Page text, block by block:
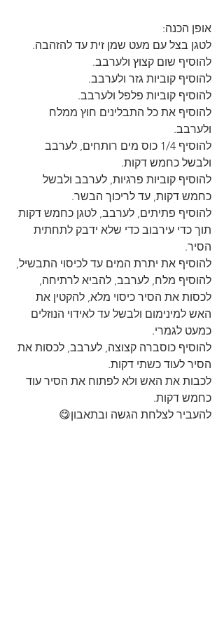
אופן הכנה:
לטגן בצל עם מעט שמן זית עד להזהבה.
להוסיף שום קצוץ ולערבב.
להוסיף קוביות גזר ולערבב.
להוסיף קוביות פלפל ולערבב.
להוסיף את כל התבלינים חוץ ממלח
ולערבב.
להוסיף 1/4 כוס מים רותחים, לערבב
ולבשל כחמש דקות.
להוסיף קוביות פרגיות, לערבב ולבשל
כחמש דקות, עד לריכוך הבשר.
להוסיף פתיתים, לערבב, לטגן כחמש דקות
תוך כדי עירבוב כדי שלא ידבק לתחתית
הסיר.
להוסיף את יתרת המים עד לכיסוי התבשיל,
להוסיף מלח, לערבב, להביא לרתיחה,
לכסות את הסיר כיסוי מלא, להקטין את
האש למינימום ולבשל עד לאידוי הנוזלים
כמעט לגמרי.
להוסיף כוסברה קצוצה, לערבב, לכסות את
הסיר לעוד כשתי דקות.
לכבות את האש ולא לפתוח את הסיר עוד
כחמש דקות.
להעביר לצלחת הגשה ובתאבון😋